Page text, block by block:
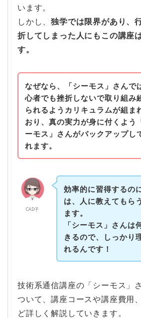
います。
しかし、独学では限界があり、
折してしまった人にもこの講座
す。
なぜなら、「シーモス」さんで
心者でも挫折しないで取り組み
られるようカリキュラムが組ま
おり、真の実力が身に付くよう
ーモス」さんがバックアップし
れます。
CAD子
効率的に習得するの
は、人に教えてもら
ます。
「シーモス」さんは
きるので、しっかり
れるんです！
技術系通信講座の「シーモス」
ついて、講座コースや講座費用
ど詳しく解説していきます。